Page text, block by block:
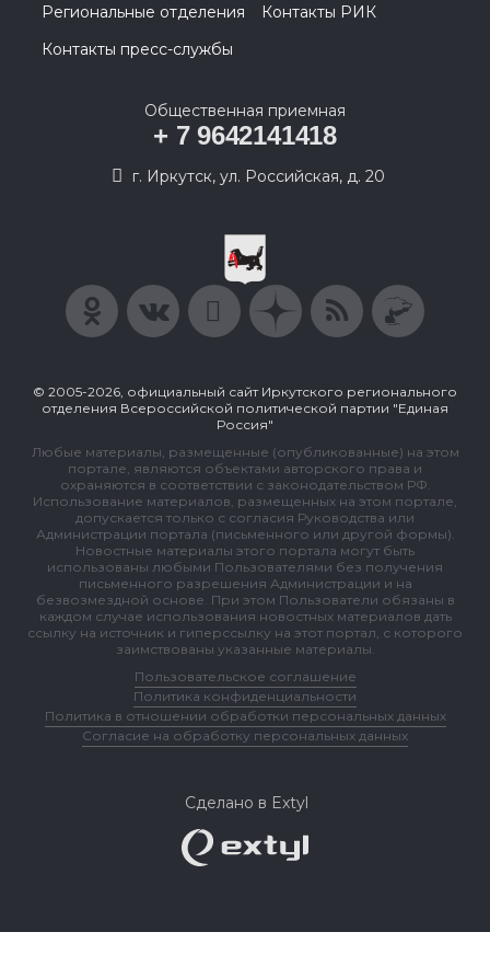
Региональные отделения
Контакты РИК
Контакты пресс-службы
Общественная приемная
+ 7 9642141418
г. Иркутск, ул. Российская, д. 20
© 2005-2026, официальный сайт Иркутского регионального
отделения Всероссийской политической партии "Единая
Россия"
Любые материалы, размещенные (опубликованные) на этом
портале, являются объектами авторского права и
охраняются в соответствии с законодательством РФ.
Использование материалов, размещенных на этом портале,
допускается только с согласия Руководства или
Администрации портала (письменного или другой формы).
Новостные материалы этого портала могут быть
использованы любыми Пользователями без получения
письменного разрешения Администрации и на
безвозмездной основе. При этом Пользователи обязаны в
каждом случае использования новостных материалов дать
ссылку на источник и гиперссылку на этот портал, с которого
заимствованы указанные материалы.
Пользовательское соглашение
Политика конфиденциальности
Политика в отношении обработки персональных данных
Согласие на обработку персональных данных
Сделано в Extyl